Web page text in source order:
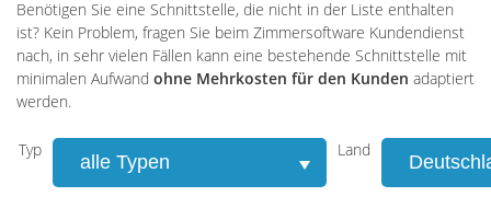
Benötigen Sie eine Schnittstelle, die nicht in der Liste enthalten
ist? Kein Problem, fragen Sie beim Zimmersoftware Kundendienst
nach, in sehr vielen Fällen kann eine bestehende Schnittstelle mit
minimalen Aufwand ohne Mehrkosten für den Kunden adaptiert
werden.
Typ Land